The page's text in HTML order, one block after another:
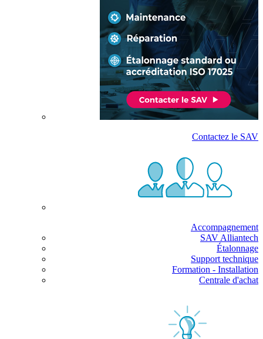
Contactez le SAV
Accompagnement
SAV Alliantech
Étalonnage
Support technique
Formation - Installation
Centrale d'achat